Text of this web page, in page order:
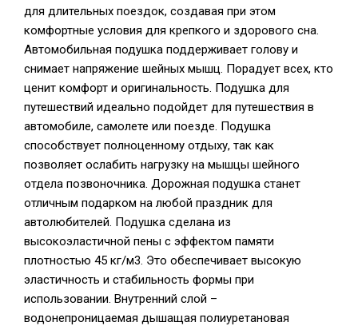
для длительных поездок, создавая при этом
комфортные условия для крепкого и здорового сна.
Автомобильная подушка поддерживает голову и
снимает напряжение шейных мышц. Порадует всех, кто
ценит комфорт и оригинальность. Подушка для
путешествий идеально подойдет для путешествия в
автомобиле, самолете или поезде. Подушка
способствует полноценному отдыху, так как
позволяет ослабить нагрузку на мышцы шейного
отдела позвоночника. Дорожная подушка станет
отличным подарком на любой праздник для
автолюбителей. Подушка сделана из
высокоэластичной пены с эффектом памяти
плотностью 45 кг/м3. Это обеспечивает высокую
эластичность и стабильность формы при
использовании. Внутренний слой –
водонепроницаемая дышащая полиуретановая